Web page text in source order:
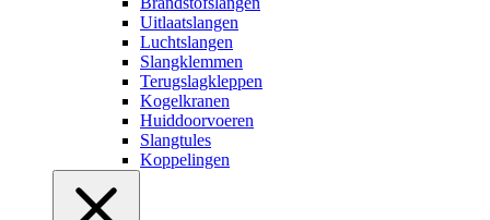
Uitlaatslangen
Luchtslangen
Slangklemmen
Terugslagkleppen
Kogelkranen
Huiddoorvoeren
Slangtules
Koppelingen